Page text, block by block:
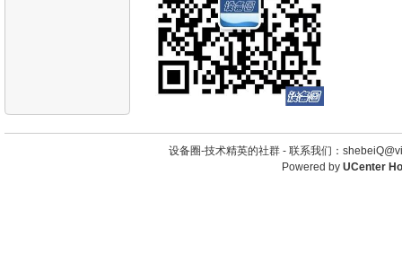
设备圈-技术精英的社群 - 联系我们：
Powered by UCenter